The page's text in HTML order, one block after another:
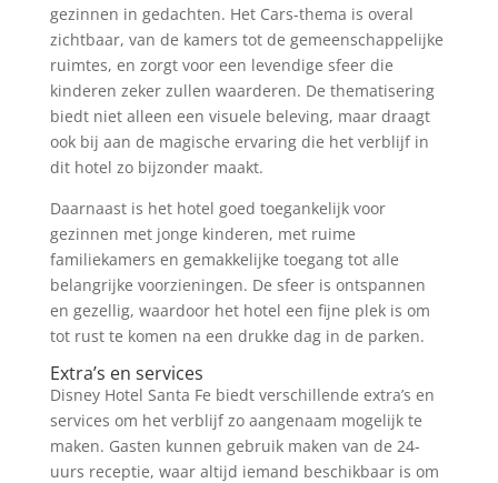
gezinnen in gedachten. Het Cars-thema is overal
zichtbaar, van de kamers tot de gemeenschappelijke
ruimtes, en zorgt voor een levendige sfeer die
kinderen zeker zullen waarderen. De thematisering
biedt niet alleen een visuele beleving, maar draagt
ook bij aan de magische ervaring die het verblijf in
dit hotel zo bijzonder maakt.
Daarnaast is het hotel goed toegankelijk voor
gezinnen met jonge kinderen, met ruime
familiekamers en gemakkelijke toegang tot alle
belangrijke voorzieningen. De sfeer is ontspannen
en gezellig, waardoor het hotel een fijne plek is om
tot rust te komen na een drukke dag in de parken.
Extra’s en services
Disney Hotel Santa Fe biedt verschillende extra’s en
services om het verblijf zo aangenaam mogelijk te
maken. Gasten kunnen gebruik maken van de 24-
uurs receptie, waar altijd iemand beschikbaar is om